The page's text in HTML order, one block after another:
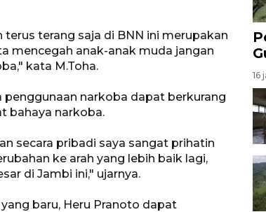
terang saja di BNN ini merupakan
mencegah anak-anak muda jangan
kata M.Toha.
penggunaan narkoba dapat berkurang
bahaya narkoba.
secara pribadi saya sangat prihatin
ke arah yang lebih baik lagi,
di Jambi ini," ujarnya.
baru, Heru Pranoto dapat
16